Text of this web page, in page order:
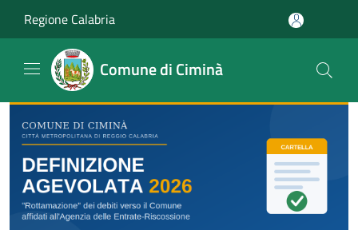
Regione Calabria
Comune di Ciminà